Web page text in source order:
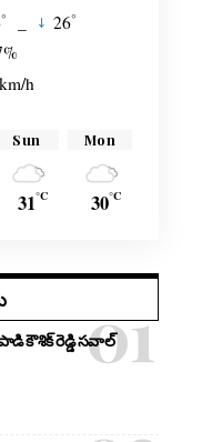
° 26°
h
Sun
31°C
Mon
30°C
కౌశిక్ రెడ్డి సవాల్